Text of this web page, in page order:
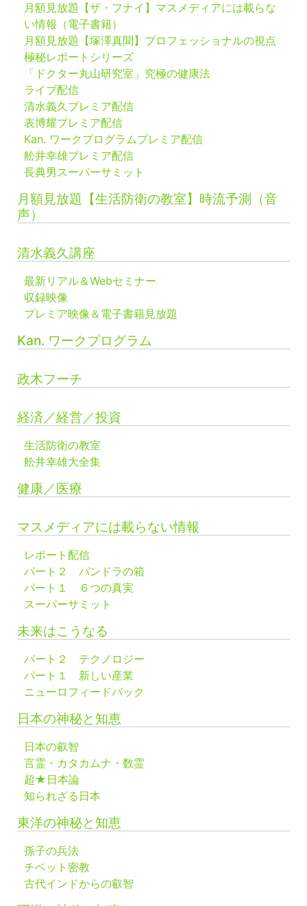
月額見放題【ザ・フナイ】マスメディアには載らな
い情報（電子書籍）
月額見放題【塚澤真聞】プロフェッショナルの視点
極秘レポートシリーズ
「ドクター丸山研究室」究極の健康法
ライブ配信
清水義久プレミア配信
表博耀プレミア配信
Kan. ワークプログラムプレミア配信
舩井幸雄プレミア配信
長典男スーパーサミット
月額見放題【生活防衛の教室】時流予測（音
声）
清水義久講座
最新リアル＆Webセミナー
収録映像
プレミア映像＆電子書籍見放題
Kan. ワークプログラム
政木フーチ
経済／経営／投資
生活防衛の教室
舩井幸雄大全集
健康／医療
マスメディアには載らない情報
レポート配信
パート２ パンドラの箱
パート１ ６つの真実
スーパーサミット
未来はこうなる
パート２ テクノロジー
パート１ 新しい産業
ニューロフィードバック
日本の神秘と知恵
日本の叡智
言霊・カタカムナ・数霊
超★日本論
知られざる日本
東洋の神秘と知恵
孫子の兵法
チベット密教
古代インドからの叡智